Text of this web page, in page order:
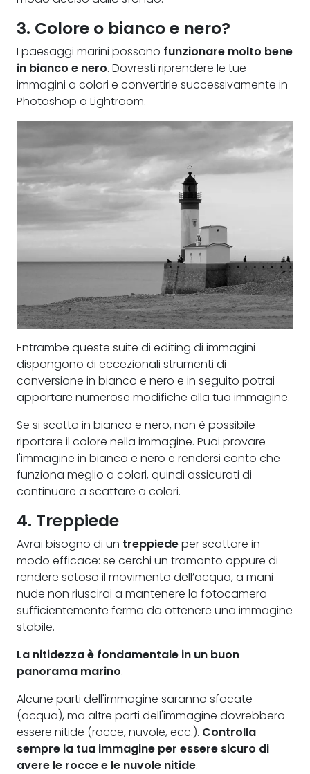
3. Colore o bianco e nero?
I paesaggi marini possono funzionare molto bene
in bianco e nero. Dovresti riprendere le tue
immagini a colori e convertirle successivamente in
Photoshop o Lightroom.
Entrambe queste suite di editing di immagini
dispongono di eccezionali strumenti di
conversione in bianco e nero e in seguito potrai
apportare numerose modifiche alla tua immagine.
Se si scatta in bianco e nero, non è possibile
riportare il colore nella immagine. Puoi provare
l'immagine in bianco e nero e rendersi conto che
funziona meglio a colori, quindi assicurati di
continuare a scattare a colori.
4. Treppiede
Avrai bisogno di un treppiedeper scattare in
modo efficace: se cerchi un tramonto oppure di
rendere setoso il movimento dell’acqua, a mani
nude non riuscirai a mantenere la fotocamera
sufficientemente ferma da ottenere una immagine
stabile.
La nitidezza è fondamentale in un buon
panorama marino.
Alcune parti dell'immagine saranno sfocate
(acqua), ma altre parti dell'immagine dovrebbero
essere nitide (rocce, nuvole, ecc.). Controlla
sempre la tua immagine per essere sicuro di
avere le rocce e le nuvole nitide.